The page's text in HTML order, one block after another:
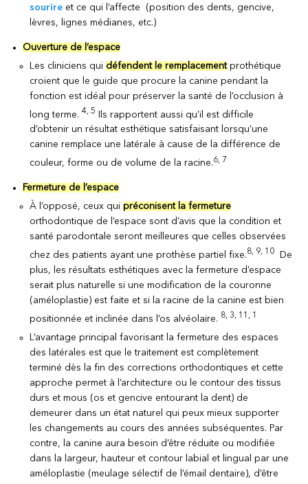
sourire et ce qui l’affecte (position des dents, gencive,
lèvres, lignes médianes, etc.)
Ouverture de l’espace
Les cliniciens qui défendent le remplacementprothétique
croient que le guide que procure la canine pendant la
fonction est idéal pour préserver la santé de l’occlusion à
long terme.4, 5
Ils rapportent aussi qu’il est difficile
d’obtenir un résultat esthétique satisfaisant lorsqu’une
canine remplace une latérale à cause de la différence de
couleur, forme ou de volume de la racine.6, 7
Fermeture de l’espace
À l’opposé, ceux quipréconisent la fermeture
orthodontique de l’espace sont d’avis que la condition et
santé parodontale seront meilleures que celles observées
chez des patients ayant une prothèse partiel fixe.8, 9, 10
De
plus, les résultats esthétiques avec la fermeture d’espace
serait plus naturelle si une modification de la couronne
(améloplastie) est faite et si la racine de la canine est bien
positionnée et inclinée dans l’os alvéolaire. 8, 3, 11, 1
L’avantage principal favorisant la fermeture des espaces
des latérales est que le traitement est complètement
terminé dès la fin des corrections orthodontiques et cette
approche permet à l’architecture ou le contour des tissus
durs et mous (os et gencive entourant la dent) de
demeurer dans un état naturel qui peux mieux supporter
les changements au cours des années subséquentes. Par
contre, la canine aura besoin d’être réduite ou modifiée
dans la largeur, hauteur et contour labial et lingual par une
améloplastie (meulage sélectif de l’émail dentaire), d’être